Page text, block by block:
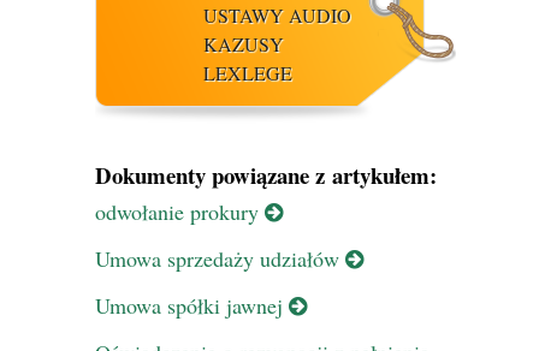
USTAWY AUDIO
KAZUSY
LEXLEGE
Dokumenty powiązane z artykułem:
odwołanie prokury
Umowa sprzedaży udziałów
Umowa spółki jawnej